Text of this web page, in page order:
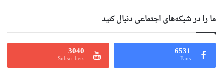
ما را در شبکه‌های اجتماعی دنبال کنید
6531
Fans
3040
Subscribers